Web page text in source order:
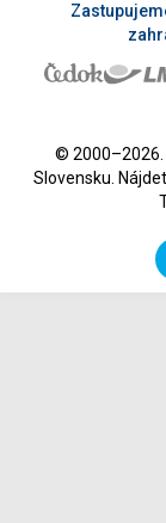
© 2000–2026.
Slovensku.